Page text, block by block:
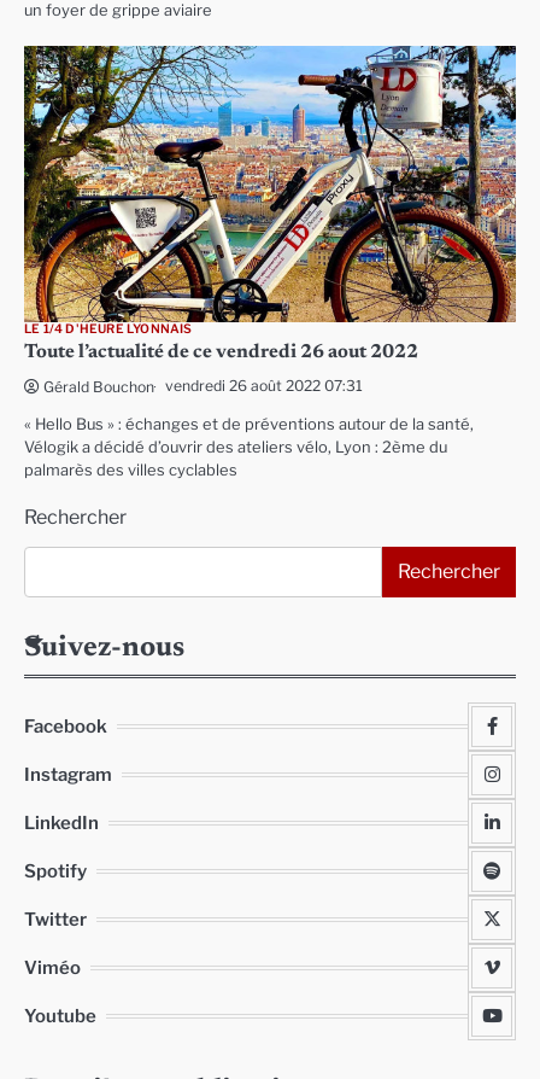
un foyer de grippe aviaire
LE 1/4 D'HEURE LYONNAIS
Toute l’actualité de ce vendredi 26 aout 2022
Gérald Bouchon vendredi 26 août 2022 07:31
« Hello Bus » : échanges et de préventions autour de la santé,
Vélogik a décidé d’ouvrir des ateliers vélo, Lyon : 2ème du
palmarès des villes cyclables
Rechercher
Rechercher
Suivez-nous
Facebook
Instagram
LinkedIn
Spotify
Twitter
Viméo
Youtube